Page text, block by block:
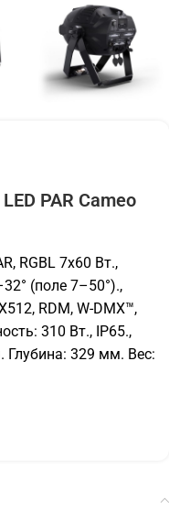
PAR Cameo
RGBL 7х60 Вт.,
(поле 7–50°).,
RDM, W-DMX™,
310 Вт., IP65.,
329 мм. Вес: